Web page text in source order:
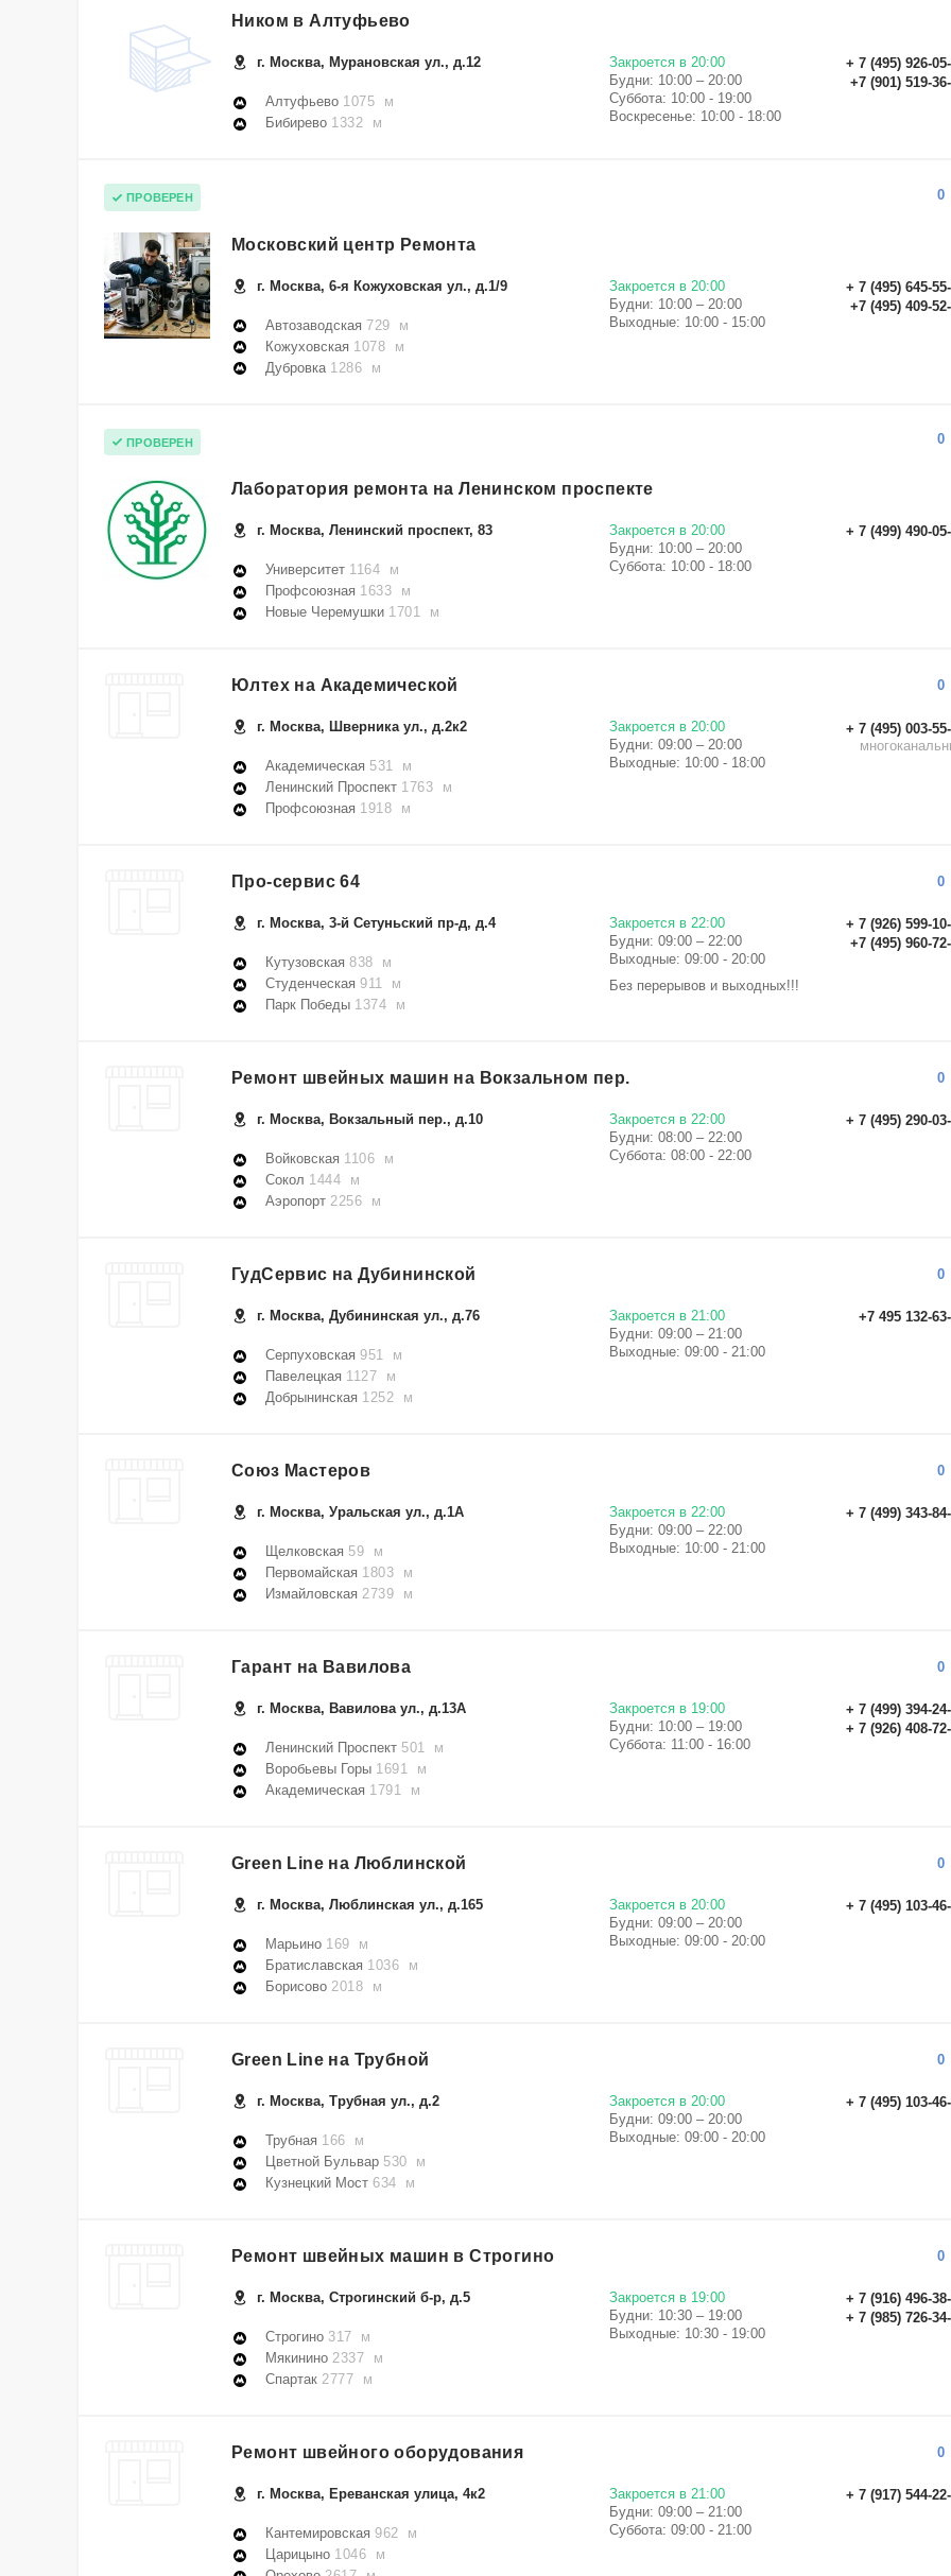
Ником в Алтуфьево
г. Москва, Мурановская ул., д.12
Алтуфьево 1075 м
Бибирево 1332 м
+ 7 (495) 926-
+7 (901) 519-
Закроется в 20:00
Будни: 10:00 – 20:00
Суббота: 10:00 - 19:00
Воскресенье: 10:00 - 18:00
ПРОВЕРЕН
Московский центр Ремонта
0
г. Москва, 6-я Кожуховская ул., д.1/9
Автозаводская 729 м
Кожуховская 1078 м
Дубровка 1286 м
+ 7 (495) 645-
+7 (495) 409-
Закроется в 20:00
Будни: 10:00 – 20:00
Выходные: 10:00 - 15:00
ПРОВЕРЕН
Лаборатория ремонта на Ленинском проспекте
0
г. Москва, Ленинский проспект, 83
Университет 1164 м
Профсоюзная 1633 м
Новые Черемушки 1701 м
+ 7 (499) 490-
Закроется в 20:00
Будни: 10:00 – 20:00
Суббота: 10:00 - 18:00
Юлтех на Академической 0
г. Москва, Шверника ул., д.2к2
Академическая 531 м
Ленинский Проспект 1763 м
Профсоюзная 1918 м
+ 7 (495) 003-
Закроется в 20:00
Будни: 09:00 – 20:00
Выходные: 10:00 - 18:00
Про-сервис 64 0
г. Москва, 3-й Сетуньский пр-д, д.4
Кутузовская 838 м
Студенческая 911 м
Парк Победы 1374 м
+ 7 (926) 599-
+7 (495) 960-
Закроется в 22:00
Будни: 09:00 – 22:00
Выходные: 09:00 - 20:00
Без перерывов и выходных!!!
Ремонт швейных машин на Вокзальном пер. 0
г. Москва, Вокзальный пер., д.10
Войковская 1106 м
Сокол 1444 м
Аэропорт 2256 м
+ 7 (495) 290-
Закроется в 22:00
Будни: 08:00 – 22:00
Суббота: 08:00 - 22:00
ГудСервис на Дубининской 0
г. Москва, Дубининская ул., д.76
Серпуховская 951 м
Павелецкая 1127 м
Добрынинская 1252 м
+7 495 132-
Закроется в 21:00
Будни: 09:00 – 21:00
Выходные: 09:00 - 21:00
Союз Мастеров 0
г. Москва, Уральская ул., д.1А
Щелковская 59 м
Первомайская 1803 м
Измайловская 2739 м
+ 7 (499) 343-
Закроется в 22:00
Будни: 09:00 – 22:00
Выходные: 10:00 - 21:00
Гарант на Вавилова 0
г. Москва, Вавилова ул., д.13А
Ленинский Проспект 501 м
Воробьевы Горы 1691 м
Академическая 1791 м
+ 7 (499) 394-
+ 7 (926) 408-
Закроется в 19:00
Будни: 10:00 – 19:00
Суббота: 11:00 - 16:00
Green Line на Люблинской 0
г. Москва, Люблинская ул., д.165
Марьино 169 м
Братиславская 1036 м
Борисово 2018 м
+ 7 (495) 103-
Закроется в 20:00
Будни: 09:00 – 20:00
Выходные: 09:00 - 20:00
Green Line на Трубной 0
г. Москва, Трубная ул., д.2
Трубная 166 м
Цветной Бульвар 530 м
Кузнецкий Мост 634 м
+ 7 (495) 103-
Закроется в 20:00
Будни: 09:00 – 20:00
Выходные: 09:00 - 20:00
Ремонт швейных машин в Строгино 0
г. Москва, Строгинский б-р, д.5
Строгино 317 м
Мякинино 2337 м
Спартак 2777 м
+ 7 (916) 496-
+ 7 (985) 726-
Закроется в 19:00
Будни: 10:30 – 19:00
Выходные: 10:30 - 19:00
Ремонт швейного оборудования 0
г. Москва, Ереванская улица, 4к2
Кантемировская 962 м
Царицыно 1046 м
+ 7 (917) 544-
Закроется в 21:00
Будни: 09:00 – 21:00
Суббота: 09:00 - 21:00